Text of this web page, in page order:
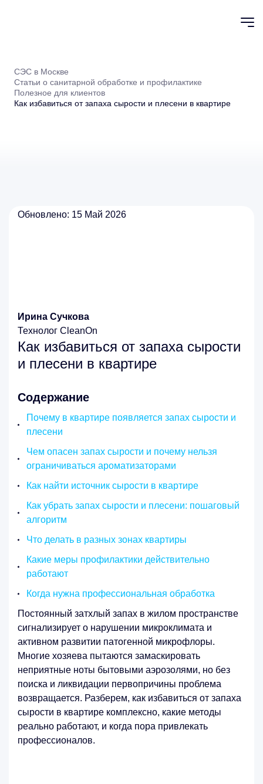
СЭС в Москве
Статьи о санитарной обработке и профилактике
Полезное для клиентов
Как избавиться от запаха сырости и плесени в квартире
Обновлено: 15 Май 2026
Ирина Сучкова
Технолог CleanOn
Как избавиться от запаха сырости
и плесени в квартире
Содержание
Почему в квартире появляется запах сырости и
плесени
Чем опасен запах сырости и почему нельзя
ограничиваться ароматизаторами
Как найти источник сырости в квартире
Как убрать запах сырости и плесени: пошаговый
алгоритм
Что делать в разных зонах квартиры
Какие меры профилактики действительно
работают
Когда нужна профессиональная обработка
Постоянный затхлый запах в жилом пространстве
сигнализирует о нарушении микроклимата и
активном развитии патогенной микрофлоры.
Многие хозяева пытаются замаскировать
неприятные ноты бытовыми аэрозолями, но без
поиска и ликвидации первопричины проблема
возвращается. Разберем, как избавиться от запаха
сырости в квартире комплексно, какие методы
реально работают, и когда пора привлекать
профессионалов.